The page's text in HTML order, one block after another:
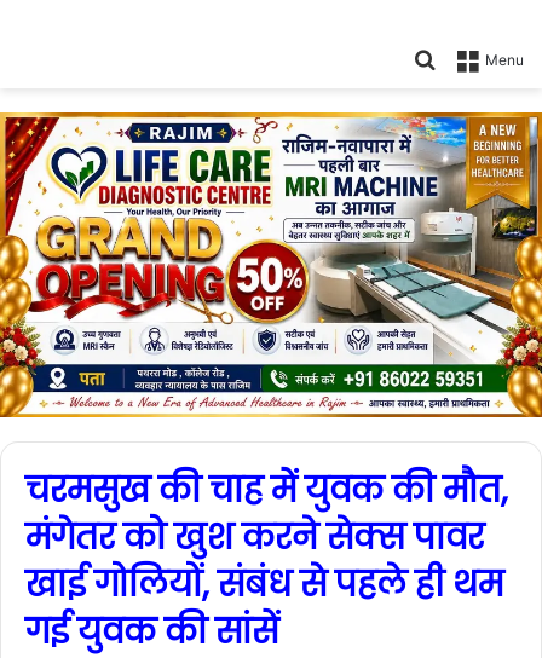
Menu
Search
चरमसुख की चाह में युवक की मौत,
मंगेतर को खुश करने सेक्स पावर
खाई गोलियों, संबंध से पहले ही थम
गई युवक की सांसें